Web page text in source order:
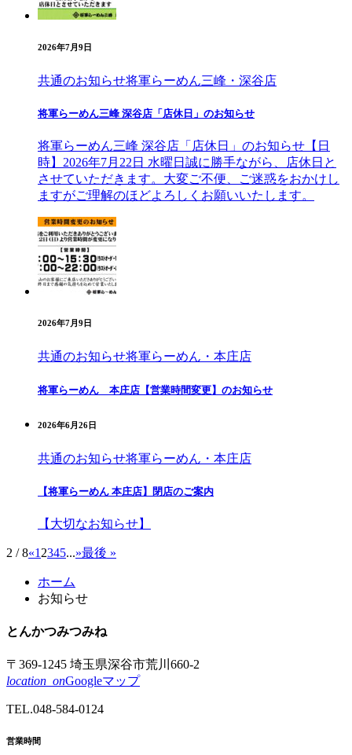
2026年7月9日
共通のお知らせ将軍らーめん三峰・深谷店
将軍らーめん三峰 深谷店「店休日」のお知らせ
将軍らーめん三峰 深谷店「店休日」のお知らせ【日
時】2026年7月22日 水曜日誠に勝手ながら、店休日と
させていただきます。大変ご不便、ご迷惑をおかけし
ますがご理解のほどよろしくお願いいたします。
2026年7月9日
共通のお知らせ将軍らーめん・本庄店
将軍らーめん 本庄店【営業時間変更】のお知らせ
2026年6月26日
共通のお知らせ将軍らーめん・本庄店
【将軍らーめん 本庄店】閉店のご案内
【大切なお知らせ】
2 / 8«1 2345...»最後 »
ツ
文
の
頭
へ
戻
先
へ
戻
ホーム
お知らせ
とんかつみつみね
〒369-1245 埼玉県深谷市荒川660-2
location_onGoogleマップ
TEL.048-584-0124
営業時間